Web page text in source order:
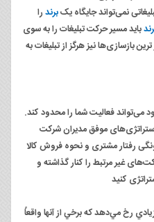
نمی‌تواند جایگاه یکبرندرا
باید مسیر حرکت تبلیغات را به سوی
بازسازی‌ها نیز هرگز از تبلیغات به
می‌تواند فعالیت شما را محدود کند.
موفق مدیران شرکت
رفتار مشتری و نحوه فروش کالا
غیر مرتبط را کنار گذاشته و
کنید
رخ مي‌دهد كه برخي از آنها واقعاً